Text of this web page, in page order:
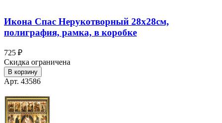
Икона Спас Нерукотворный 28х28см,
полиграфия, рамка, в коробке
725 ₽
Скидка ограничена
В корзину
Арт. 43586